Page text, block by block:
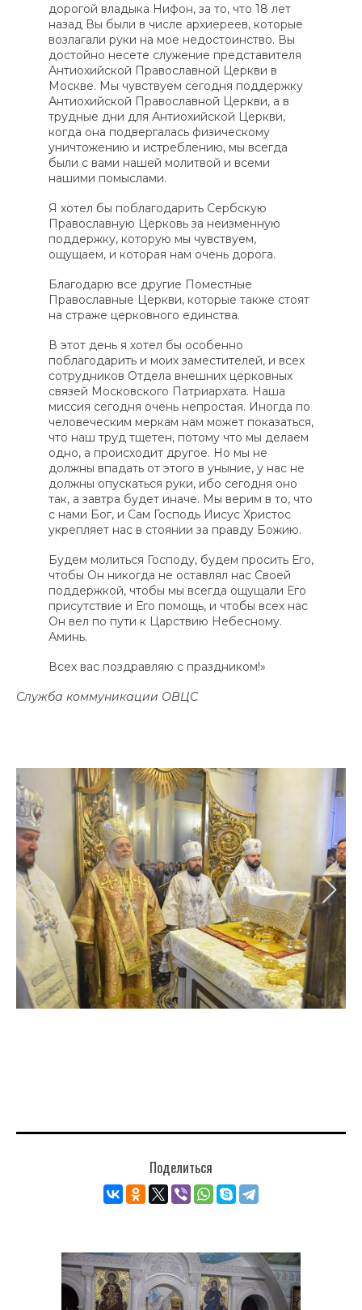
дорогой владыка Нифон, за то, что 18 лет
назад Вы были в числе архиереев, которые
возлагали руки на мое недостоинство. Вы
достойно несете служение представителя
Антиохийской Православной Церкви в
Москве. Мы чувствуем сегодня поддержку
Антиохийской Православной Церкви, а в
трудные дни для Антиохийской Церкви,
когда она подвергалась физическому
уничтожению и истреблению, мы всегда
были с вами нашей молитвой и всеми
нашими помыслами.
Я хотел бы поблагодарить Сербскую
Православную Церковь за неизменную
поддержку, которую мы чувствуем,
ощущаем, и которая нам очень дорога.
Благодарю все другие Поместные
Православные Церкви, которые также стоят
на страже церковного единства.
В этот день я хотел бы особенно
поблагодарить и моих заместителей, и всех
сотрудников Отдела внешних церковных
связей Московского Патриархата. Наша
миссия сегодня очень непростая. Иногда по
человеческим меркам нам может показаться,
что наш труд тщетен, потому что мы делаем
одно, а происходит другое. Но мы не
должны впадать от этого в уныние, у нас не
должны опускаться руки, ибо сегодня оно
так, а завтра будет иначе. Мы верим в то, что
с нами Бог, и Сам Господь Иисус Христос
укрепляет нас в стоянии за правду Божию.
Будем молиться Господу, будем просить Его,
чтобы Он никогда не оставлял нас Своей
поддержкой, чтобы мы всегда ощущали Его
присутствие и Его помощь, и чтобы всех нас
Он вел по пути к Царствию Небесному.
Аминь.
Всех вас поздравляю с праздником!»
Служба коммуникации ОВЦС
Поделиться